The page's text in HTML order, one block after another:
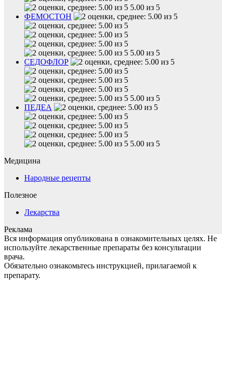
5.00 из 5
ФЕМОСТОН
5.00 из 5
СЕДОФЛОР
5.00 из 5
ПЕДЕА
5.00 из 5
Медицина
Народные рецепты
Полезное
Лекарства
Реклама
Вся информация опубликована в ознакомительных целях. Не
используйте лекарственные препараты без консультации
врача.
Обязательно ознакомьтесь инструкцией, прилагаемой к
препарату.